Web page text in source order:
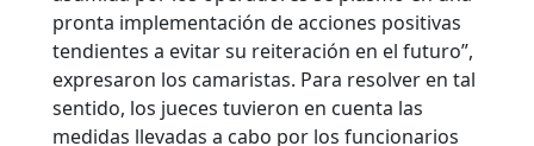
pronta implementación de acciones positivas
tendientes a evitar su reiteración en el futuro”,
expresaron los camaristas. Para resolver en tal
sentido, los jueces tuvieron en cuenta las
medidas llevadas a cabo por los funcionarios